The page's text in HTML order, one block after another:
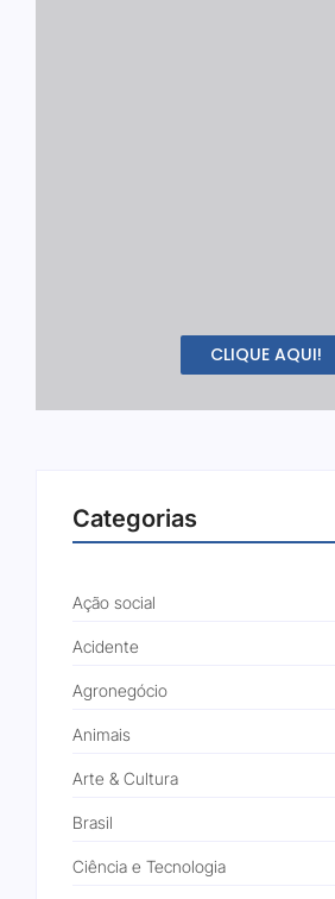
CLIQUE AQUI!
Categorias
Ação social
Acidente
Agronegócio
Animais
Arte & Cultura
Brasil
Ciência e Tecnologia